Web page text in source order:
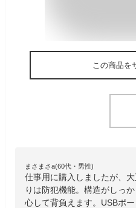
この商品を
まさまさa(60代・男性)
仕事用に購入しましたが、
りは防犯機能。構造がしっ
心して背負えます。USBポ